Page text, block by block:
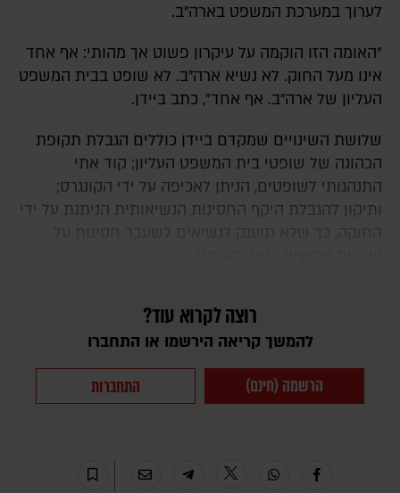
לערוך במערכת המשפט בארה"ב.
"האומה הזו הוקמה על עיקרון פשוט אך מהותי: אף אחד
אינו מעל החוק. לא נשיא ארה"ב. לא שופט בבית המשפט
העליון של ארה"ב. אף אחד", כתב ביידן.
שלושת השינויים שמקדם ביידן כוללים הגבלת תקופת
הכהונה של שופטי בית המשפט העליון; קוד אתי
התנהגותי לשופטים, הניתן לאכיפה על ידי הקונגרס;
ותיקון להגבלת היקף החסינות הנשיאותית הניתנת על ידי
רוצה לקרוא עוד?
להמשך קריאה הירשמו או התחברו
הרשמה (חינם) התחברות